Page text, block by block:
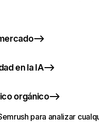
en la IA
orgánico
para analizar